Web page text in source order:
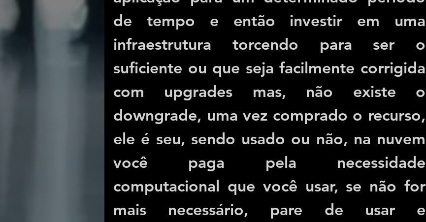
de tempo e então investir em uma
infraestrutura torcendo para ser o
suficiente ou que seja facilmente corrigida
com upgrades mas, não existe o
downgrade, uma vez comprado o recurso,
ele é seu, sendo usado ou não, na nuvem
você paga pela necessidade
computacional que você usar, se não for
mais necessário, pare de usar e